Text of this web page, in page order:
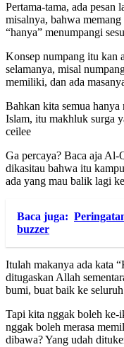
Pertama-tama, ada pesan
misalnya, bahwa
“hanya” menumpangi
Konsep numpang itu kan
selamanya, misal
memiliki, dan ada
Bahkan kita semua
Islam, itu makhluk surga
ceilee
Ga percaya? Baca aja
dikasitau bahwa itu
ada yang mau balik lagi
Baca juga:
buzzer
Itulah makanya ada kata
ditugaskan Allah
bumi, buat baik ke
Tapi kita nggak boleh ke-
nggak boleh merasa
dibawa? Yang udah